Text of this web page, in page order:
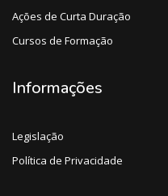
Ações de Curta Duração
Cursos de Formação
Informações
Legislação
Política de Privacidade